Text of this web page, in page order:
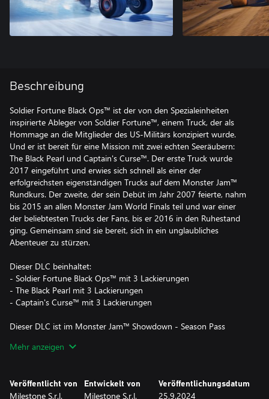
Beschreibung
Soldier Fortune Black Ops™ ist der von den Spezialeinheiten
inspirierte Ableger von Soldier Fortune™, einem Truck, der als
Hommage an die Mitglieder des US-Militärs konzipiert wurde.
Und er ist bereit für eine Mission mit zwei echten Seeräubern:
The Black Pearl und Captain's Curse™. Der erste Truck wurde
2017 eingeführt und erwies sich schnell als einer der
erfolgreichsten eigenständigen Trucks auf dem Monster Jam™
Rundkurs. Der zweite, der sein Debüt im Jahr 2007 feierte, nahm
bis 2015 an allen Monster Jam World Finals teil und war einer
der beliebtesten Trucks der Fans, bis er 2016 in den Ruhestand
ging. Gemeinsam sind sie bereit, sich in ein unglaubliches
Abenteuer zu stürzen.
Dieser DLC beinhaltet:
- Soldier Fortune Black Ops™ mit 3 Lackierungen
- The Black Pearl mit 3 Lackierungen
- Captain's Curse™ mit 3 Lackierungen
Dieser DLC ist im Monster Jam™ Showdown - Season Pass
Mehr anzeigen
Veröffentlicht von
Milestone S.r.l.
Entwickelt von
Milestone S.r.l.
Veröffentlichungsdatum
25.9.2024